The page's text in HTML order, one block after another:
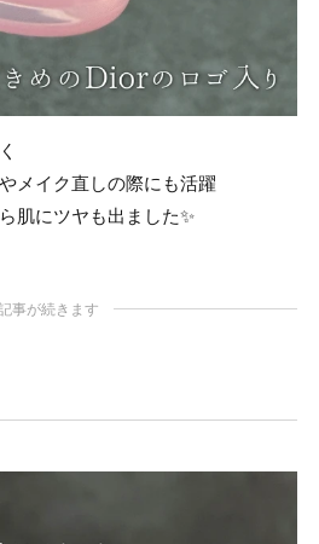
メイク直しの際にも活躍
肌にツヤも出ました✨
事が続きます